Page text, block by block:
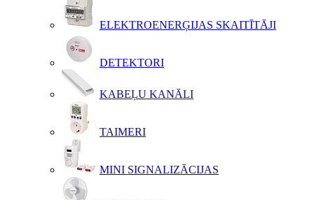
ELEKTROENERĢIJAS SKAITĪTĀJI
DETEKTORI
KABEĻU KANĀLI
TAIMERI
MINI SIGNALIZĀCIJAS